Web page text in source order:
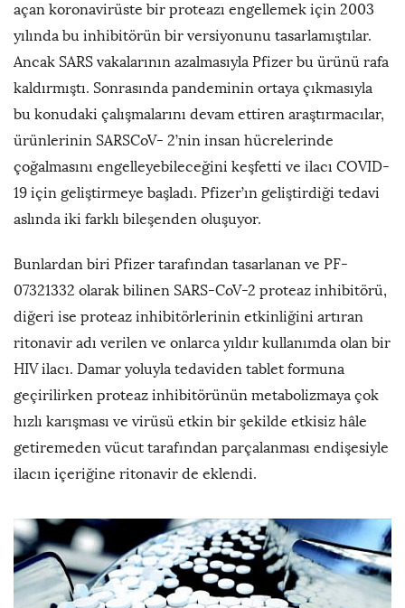
açan koronavirüste bir proteazı engellemek için 2003
yılında bu inhibitörün bir versiyonunu tasarlamıştılar.
Ancak SARS vakalarının azalmasıyla Pfizer bu ürünü rafa
kaldırmıştı. Sonrasında pandeminin ortaya çıkmasıyla
bu konudaki çalışmalarını devam ettiren araştırmacılar,
ürünlerinin SARSCoV- 2’nin insan hücrelerinde
çoğalmasını engelleyebileceğini keşfetti ve ilacı COVID-
19 için geliştirmeye başladı. Pfizer’ın geliştirdiği tedavi
aslında iki farklı bileşenden oluşuyor.
Bunlardan biri Pfizer tarafından tasarlanan ve PF-
07321332 olarak bilinen SARS-CoV-2 proteaz inhibitörü,
diğeri ise proteaz inhibitörlerinin etkinliğini artıran
ritonavir adı verilen ve onlarca yıldır kullanımda olan bir
HIV ilacı. Damar yoluyla tedaviden tablet formuna
geçirilirken proteaz inhibitörünün metabolizmaya çok
hızlı karışması ve virüsü etkin bir şekilde etkisiz hâle
getiremeden vücut tarafından parçalanması endişesiyle
ilacın içeriğine ritonavir de eklendi.